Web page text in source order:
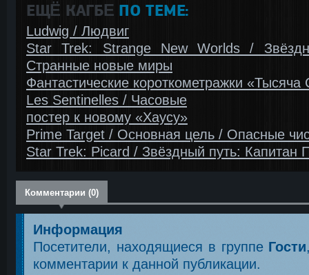
ЕЩЁ КАГБΕ ПО ТЕМЕ:
Ludwig / Людвиг
Star Trek: Strange New Worlds /
Странные новые миры
Фантастические короткометражки «Тысяча
Les Sentinelles / Часовые
постер к новому «Хаусу»
Prime Target / Основная цель / Опасные
Star Trek: Picard / Звёздный путь: Капитан
Комментарии (0)
Информация
Посетители, находящиеся в группе Гости
комментарии к данной публикации.